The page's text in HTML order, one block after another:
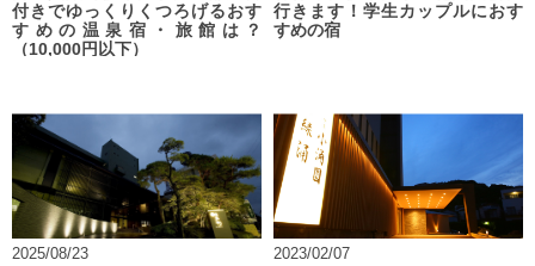
付きでゆっくりくつろげるおす
すめの温泉宿・旅館は？
（10,000円以下）
行きます！学生カップルにおす
すめの宿
2025/08/23
2023/02/07